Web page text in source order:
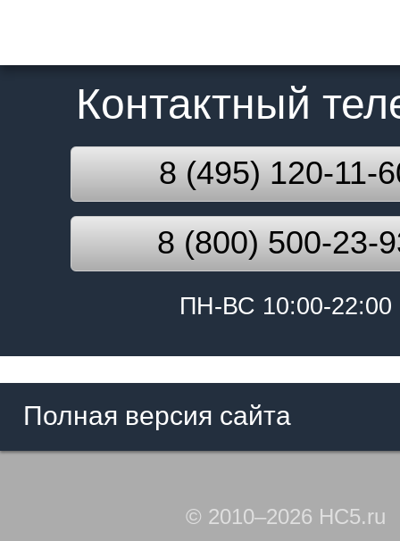
Контактный
8 (495) 120-11-
8 (800) 500-23-
ПН-ВС 10:00-22:00
Полная версия сайта
© 2010–2026 HC5.ru